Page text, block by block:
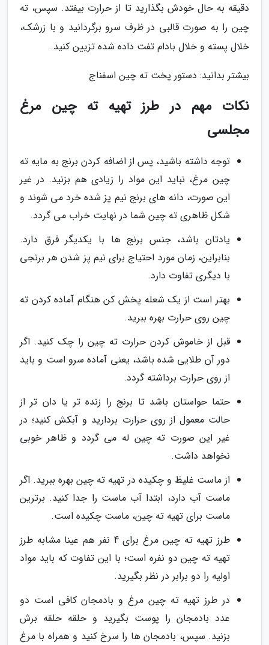
دقیقه به حال خودش بگذارید تا از حرارت بیفتد. سپس، ته
چین را به صورت قالبی در ظرف سرو برگردانید و با زرشک،
خلال پسته و خلال بادام تفت داده شده تزیین کنید.
بیشتر بدانید: دستور پخت ته چین اسفناج
نکات مهم در طرز تهیه ته چین مرغ
مجلسی
توجه داشته باشید، پس از اضافه کردن برنج به مایه ته
چین مرغ، نباید این مواد را زیادی هم بزنید. در غیر
این صورت، دانه های برنج نیم پز شده خرد می شوند و
شکل ظاهری ته چین شما در نهایت خراب می گردد.
یادتان باشد، جنس برنج ها با یکدیگر فرق دارد.
بنابراین، زمان مورد احتیاج برای نیم پز شدن هر برنجی
با دیگری تفاوت دارد.
بهتر است از یک شعله پخش کن هنگام آماده کردن ته
چین روی حرارت بهره ببرید.
قبل از خاموش کردن حرارت ته چین را چک کنید. اگر
دور آن طلایی شده باشد، یعنی آماده سرو است و باید
از روی حرارت برداشته گردد.
حتما حواستان باشد تا برنج را زنده تر یا دان تر از
حالت معمول از روی حرارت بردارید و آبکش کنید؛ در
غیر این صورت ته چین له می گردد و ظاهر خوبی
نخواهد داشت.
از ماست غلیظ و چکیده در تهیه ته چین بهره ببرید. اگر
ماست آب دارد، ابتدا آب ماست را جدا کنید. برترین
ماست برای تهیه ته چین، ماست چکیده است.
طرز تهیه ته چین مرغ برای 4 نفر هم عینا مشابه طرز
تهیه ته چین دو نفره است؛ با این تفاوت که باید مواد
اولیه را دو برابر در نظر بگیرید.
در طرز تهیه ته چین مرغ و بادمجان کافی است دو
عدد بادمجان را پوست بگیرید و حلقه حلقه برش
بزنید. سپس، بادمجان ها را سرخ کنید و همراه با مرغ